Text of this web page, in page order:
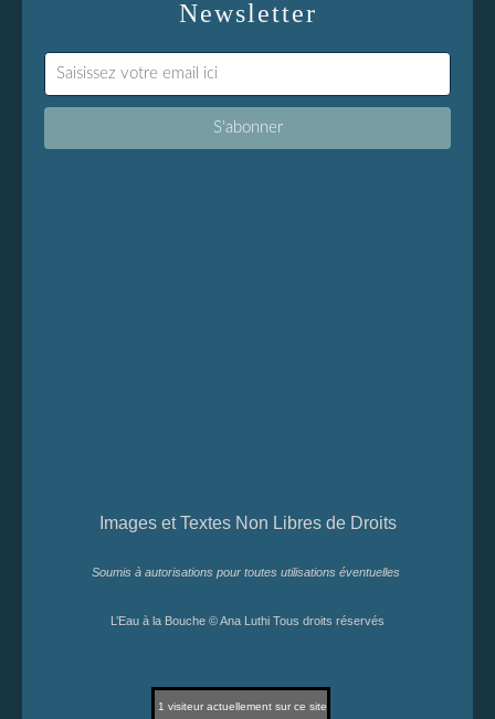
Newsletter
Images et Textes Non Libres de Droits
Soumis à autorisations pour toutes utilisations éventuelles
L’Eau à la Bouche © Ana Luthi Tous droits réservés
1 visiteur actuellement sur ce site